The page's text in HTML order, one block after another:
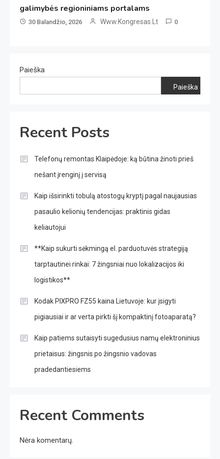
galimybės regioniniams portalams
30 Balandžio, 2026 Www.kongresas.lt 0
Paieška
Paieška
Recent Posts
Telefonų remontas Klaipėdoje: ką būtina žinoti prieš
nešant įrenginį į servisą
Kaip išsirinkti tobulą atostogų kryptį pagal naujausias
pasaulio kelionių tendencijas: praktinis gidas
keliautojui
**Kaip sukurti sėkmingą el. parduotuvės strategiją
tarptautinei rinkai: 7 žingsniai nuo lokalizacijos iki
logistikos**
Kodak PIXPRO FZ55 kaina Lietuvoje: kur įsigyti
pigiausiai ir ar verta pirkti šį kompaktinį fotoaparatą?
Kaip patiems sutaisyti sugedusius namų elektroninius
prietaisus: žingsnis po žingsnio vadovas
pradedantiesiems
Recent Comments
Nėra komentarų.